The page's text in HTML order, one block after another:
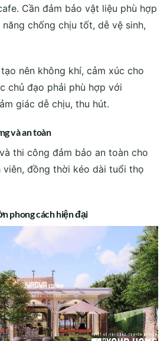
Cần đảm bảo vật liệu phù hợp
chống chịu tốt, dễ vệ sinh,
nên không khí, cảm xúc cho
chủ đạo phải phù hợp với
giác dễ chịu, thu hút.
và an toàn
thi công đảm bảo an toàn cho
viên, đồng thời kéo dài tuổi thọ
phong cách hiện đại